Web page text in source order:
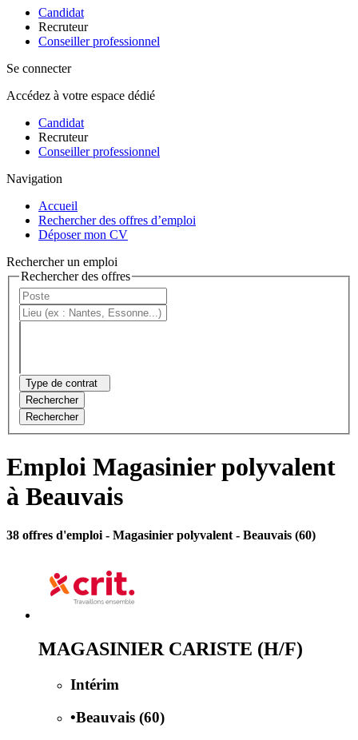
Candidat
Recruteur
Conseiller professionnel
Se connecter
Accédez à votre espace dédié
Candidat
Recruteur
Conseiller professionnel
Navigation
Accueil
Rechercher des offres d’emploi
Déposer mon CV
Rechercher un emploi
Rechercher des offres
Type de contrat
Rechercher
Rechercher
Emploi Magasinier polyvalent
à Beauvais
38 offres d'emploi - Magasinier polyvalent - Beauvais (60)
MAGASINIER CARISTE (H/F)
Intérim
•Beauvais (60)